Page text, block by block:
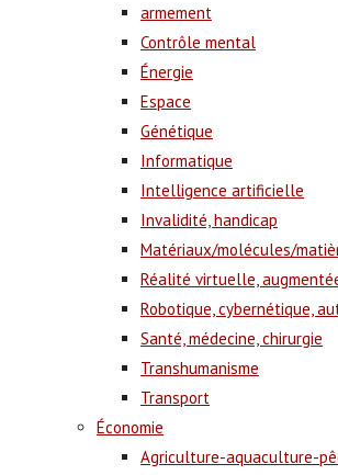
armement
Contrôle mental
Énergie
Espace
Génétique
Informatique
Intelligence artificielle
Invalidité, handicap
Matériaux/molécules/
Réalité virtuelle,
Robotique, cybernétique,
Santé, médecine, chirurgie
Transhumanisme
Transport
Économie
Agriculture-aquaculture-